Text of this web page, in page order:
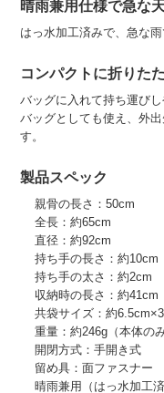
晴雨兼用仕様で急な
はっ水加工済みで、急な
コンパクトに折りた
バッグに入れて持ち運び
バッグとしても使え、外
す。
製品スペック
親骨の長さ：50cm
全長：約65cm
直径：約92cm
持ち手の長さ：約10cm
持ち手の太さ：約2cm
収納時の長さ：約41cm
共袋サイズ：約
重量：約246g（本体のみ
開閉方式：手開き式
留め具：面ファスナー
晴雨兼用（はっ水加工済